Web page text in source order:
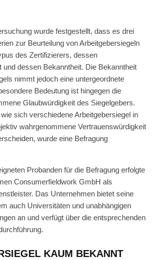
wurde festgestellt, dass es drei
zur Beurteilung von Arbeitgebersiegeln
des Zertifizierers, dessen
und dessen Bekanntheit. Die Bekanntheit
nimmt jedoch eine untergeordnete
Bedeutung ist hingegen die
Glaubwürdigkeit des Siegelgebers.
sich verschiedene Arbeitgebersiegel in
wahrgenommene Vertrauenswürdigkeit
wurde eine Befragung
Probanden für die Befragung erfolgte
Consumerfieldwork GmbH als
Das Unternehmen bietet seine
auch Universitäten und unabhängigen
an und verfügt über die entsprechenden
KAUM BEKANNT